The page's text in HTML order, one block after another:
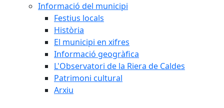
Informació del municipi
Festius locals
Història
El municipi en xifres
Informació geogràfica
L'Observatori de la Riera de Caldes
Patrimoni cultural
Arxiu